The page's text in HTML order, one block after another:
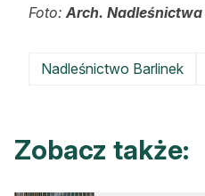
Foto:Arch. Nadleśnictwa
Nadleśnictwo Barlinek
Zobacz także: